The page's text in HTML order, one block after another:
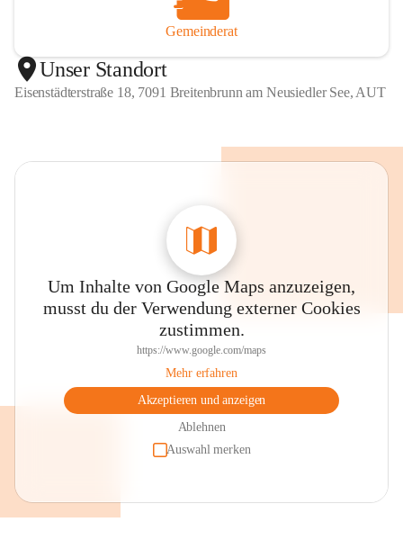
Gemeinderat
Unser Standort
Eisenstädterstraße 18, 7091 Breitenbrunn am Neusiedler See, AUT
Um Inhalte von Google Maps anzuzeigen,
musst du der Verwendung externer Cookies
zustimmen.
https://www.google.com/maps
Mehr erfahren
Akzeptieren und anzeigen
Ablehnen
Auswahl merken